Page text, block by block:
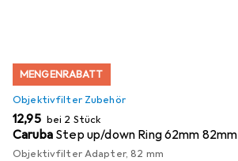
MENGENRABATT
Objektivfilter Zubehör
EUR
12,95 bei 2 Stück
Caruba Step up/down Ring 62mm 82mm
Objektivfilter Adapter, 82 mm